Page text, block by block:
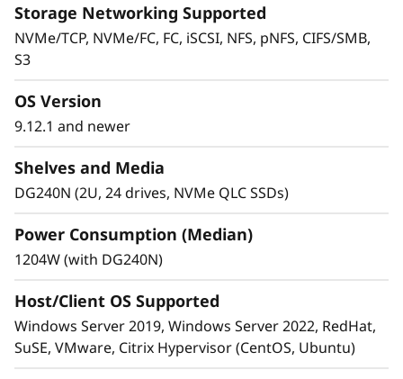
Cluster 2 de 24 nodos (12 pares de alta
disponibilidad).
millones de archivos con un único espacio de
nombre.
Protección avanzada de datos
Storage Networking Supported
NVMe/TCP, NVMe/FC, FC, iSCSI, NFS, pNFS, CIFS/SMB,
S3
OS Version
9.12.1 and newer
Shelves and Media
DG240N (2U, 24 drives, NVMe QLC SSDs)
Power Consumption (Median)
1204W (with DG240N)
Host/Client OS Supported
Windows Server 2019, Windows Server 2022, RedHat,
SuSE, VMware, Citrix Hypervisor (CentOS, Ubuntu)